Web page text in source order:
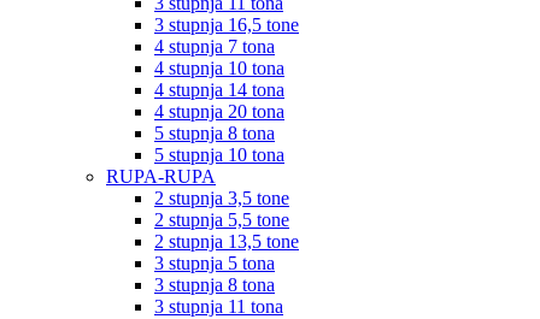
3 stupnja 16,5 tone
4 stupnja 7 tona
4 stupnja 10 tona
4 stupnja 14 tona
4 stupnja 20 tona
5 stupnja 8 tona
5 stupnja 10 tona
RUPA-RUPA
2 stupnja 3,5 tone
2 stupnja 5,5 tone
2 stupnja 13,5 tone
3 stupnja 5 tona
3 stupnja 8 tona
3 stupnja 11 tona